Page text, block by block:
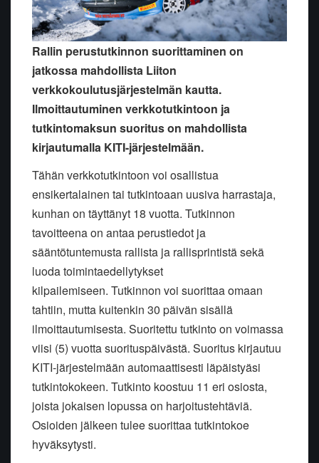
Rallin perustutkinnon suorittaminen on
jatkossa mahdollista Liiton
verkkokoulutusjärjestelmän kautta.
Ilmoittautuminen verkkotutkintoon ja
tutkintomaksun suoritus on mahdollista
kirjautumalla KITI-järjestelmään.
Tähän verkkotutkintoon voi osallistua
ensikertalainen tai tutkintoaan uusiva harrastaja,
kunhan on täyttänyt 18 vuotta. Tutkinnon
tavoitteena on antaa perustiedot ja
sääntötuntemusta rallista ja rallisprintistä sekä
luoda toimintaedellytykset
kilpailemiseen. Tutkinnon voi suorittaa omaan
tahtiin, mutta kuitenkin 30 päivän sisällä
ilmoittautumisesta. Suoritettu tutkinto on voimassa
viisi (5) vuotta suorituspäivästä. Suoritus kirjautuu
KITI-järjestelmään automaattisesti läpäistyäsi
tutkintokokeen. Tutkinto koostuu 11 eri osiosta,
joista jokaisen lopussa on harjoitustehtäviä.
Osioiden jälkeen tulee suorittaa tutkintokoe
hyväksytysti.